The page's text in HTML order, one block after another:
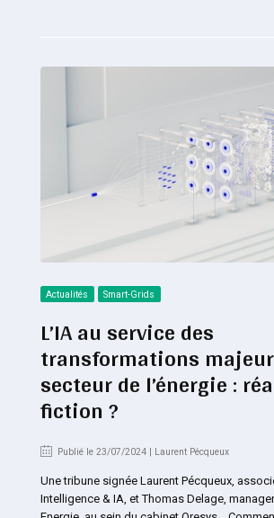
Actualités Smart-Grids
L’IA au service des
transformations
secteur de l’énergie :
fiction ?
Publié le 23/07/2024 | Laurent Pécqueux
Une tribune signée Laurent Pécqueux,
Intelligence & IA, et Thomas Delage,